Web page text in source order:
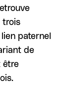
trois
paternel
de
être